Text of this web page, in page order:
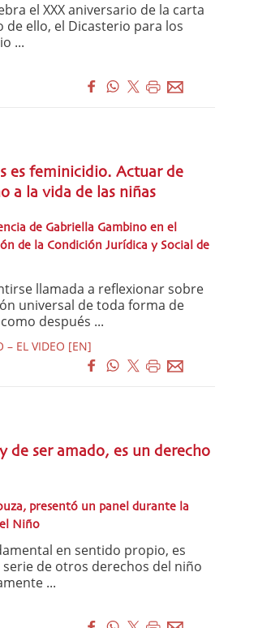
el XXX aniversario de la carta
de ello, el Dicasterio para los
...
es feminicidio. Actuar de
a la vida de las niñas
de Gabriella Gambino en el
de la Condición Jurídica y Social de
llamada a reflexionar sobre
universal de toda forma de
después ...
EL VIDEO [EN]
de ser amado, es un derecho
presentó un panel durante la
Niño
en sentido propio, es
de otros derechos del niño
...